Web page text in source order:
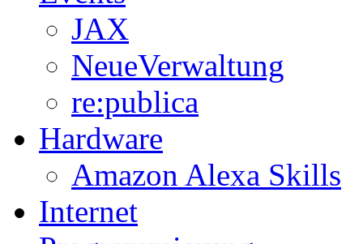
JAX
NeueVerwaltung
re:publica
Hardware
Amazon Alexa Skills
Internet